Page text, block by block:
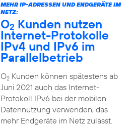
MEHR IP-ADRESSEN UND ENDGERÄTE IM
NETZ:
O2 Kunden nutzen
Internet-Protokolle
IPv4 und IPv6 im
Parallelbetrieb
O2Kunden können spätestens ab
Juni 2021 auch das Internet-
Protokoll IPv6 bei der mobilen
Datennutzung verwenden, das
mehr Endgeräte im Netz zulässt.